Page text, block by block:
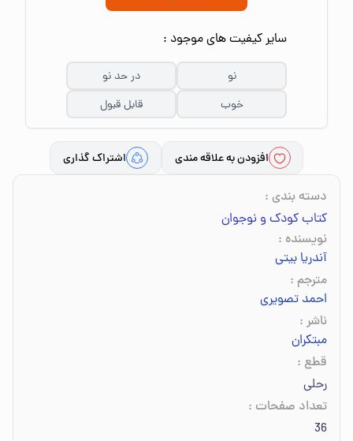
سایر کیفیت های موجود :
نو
در حد نو
خوب
قابل قبول
افزودن به علاقه مندی اشتراک گذاری
دسته بندی :
کتاب کودک و نوجوان
نویسنده :
آندریا بیتی
مترجم :
احمد تصویری
ناشر :
مبتکران
قطع :
رحلی
تعداد صفحات :
36